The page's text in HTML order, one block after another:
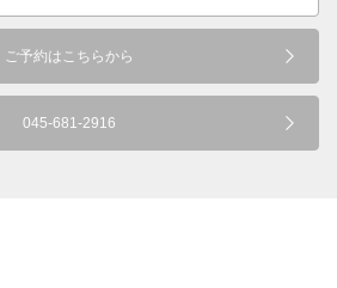
ご予約はこちらから
045-681-2916